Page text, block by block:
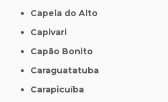
Capela do Alto
Capivari
Capão Bonito
Caraguatatuba
Carapicuíba